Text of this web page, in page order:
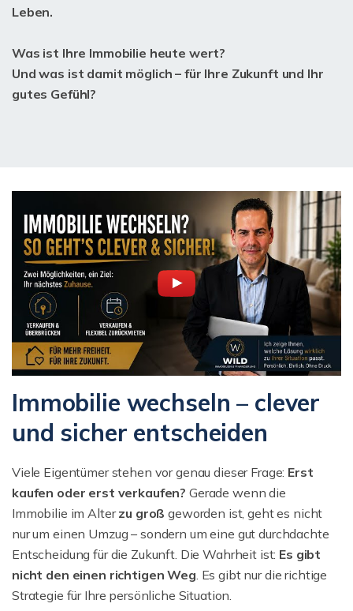
Leben.
Was ist Ihre Immobilie heute wert?
Und was ist damit möglich – für Ihre Zukunft und Ihr
gutes Gefühl?
Immobilie wechseln – clever
und sicher entscheiden
Viele Eigentümer stehen vor genau dieser Frage: Erst
kaufen oder erst verkaufen? Gerade wenn die
Immobilie im Alterzu groß geworden ist, geht es nicht
nur um einen Umzug – sondern um eine gut durchdachte
Entscheidung für die Zukunft. Die Wahrheit ist: Es gibt
nicht den einen richtigen Weg . Es gibt nur die richtige
Strategie für Ihre persönliche Situation.